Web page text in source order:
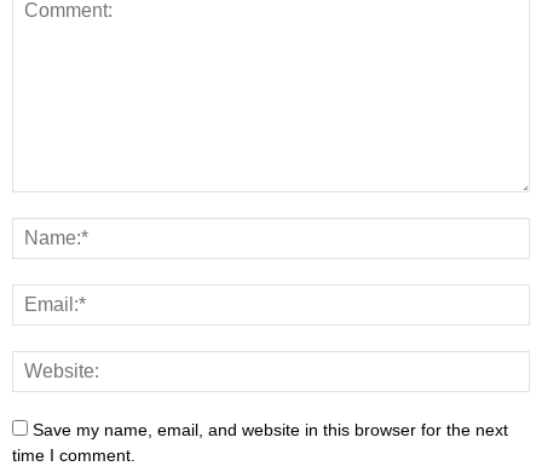
Save my name, email, and website in this browser for the next
time I comment.